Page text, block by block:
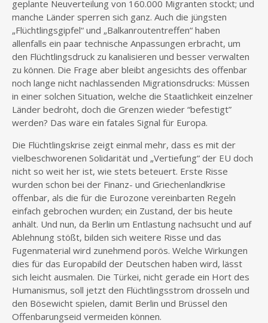
geplante Neuverteilung von 160.000 Migranten stockt; und
manche Länder sperren sich ganz. Auch die jüngsten
„Flüchtlingsgipfel“ und „Balkanroutentreffen“ haben
allenfalls ein paar technische Anpassungen erbracht, um
den Flüchtlingsdruck zu kanalisieren und besser verwalten
zu können. Die Frage aber bleibt angesichts des offenbar
noch lange nicht nachlassenden Migrationsdrucks: Müssen
in einer solchen Situation, welche die Staatlichkeit einzelner
Länder bedroht, doch die Grenzen wieder “befestigt”
werden? Das wäre ein fatales Signal für Europa.
Die Flüchtlingskrise zeigt einmal mehr, dass es mit der
vielbeschworenen Solidarität und „Vertiefung“ der EU doch
nicht so weit her ist, wie stets beteuert. Erste Risse
wurden schon bei der Finanz- und Griechenlandkrise
offenbar, als die für die Eurozone vereinbarten Regeln
einfach gebrochen wurden; ein Zustand, der bis heute
anhält. Und nun, da Berlin um Entlastung nachsucht und auf
Ablehnung stößt, bilden sich weitere Risse und das
Fugenmaterial wird zunehmend porös. Welche Wirkungen
dies für das Europabild der Deutschen haben wird, lässt
sich leicht ausmalen. Die Türkei, nicht gerade ein Hort des
Humanismus, soll jetzt den Flüchtlingsstrom drosseln und
den Bösewicht spielen, damit Berlin und Brüssel den
Offenbarungseid vermeiden können.